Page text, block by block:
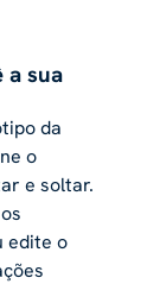
a sua
da
o
e soltar.
edite o